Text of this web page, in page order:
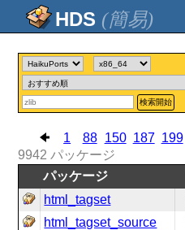
(簡易)
検索開始
1 88 150 187 199
9942 パッケージ
パッケージ
html_tagset
html_tagset_source